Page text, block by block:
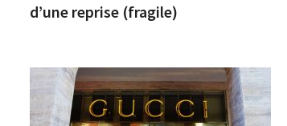
d’une reprise (fragile)